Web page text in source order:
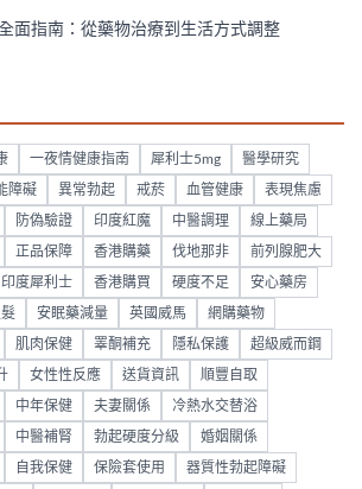
面指南：從藥物治療到生活方式調整
一夜情健康指南 犀利士5mg 醫學研究
障礙 異常勃起 戒菸 血管健康 表現焦慮
防偽驗證 印度紅魔 中醫調理 線上藥局
正品保障 香港購藥 伐地那非 前列腺肥大
印度犀利士 香港購買 硬度不足 安心藥房
安眠藥減量 英國威馬 網購藥物
肌肉保健 睪酮補充 隱私保護 超級威而鋼
女性性反應 送貨資訊 順豐自取
中年保健 夫妻關係 冷熱水交替浴
中醫補腎 勃起硬度分級 婚姻關係
自我保健 保險套使用 器質性勃起障礙